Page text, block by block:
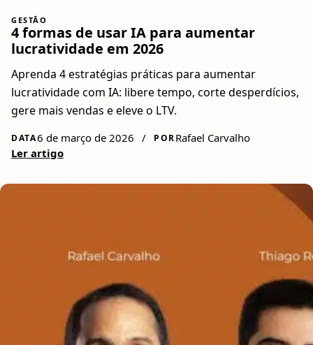
GESTÃO
4 formas de usar IA para aumentar
lucratividade em 2026
Aprenda 4 estratégias práticas para aumentar
lucratividade com IA: libere tempo, corte desperdícios,
gere mais vendas e eleve o LTV.
DATA6 de março de 2026 / PORRafael Carvalho
Ler artigo